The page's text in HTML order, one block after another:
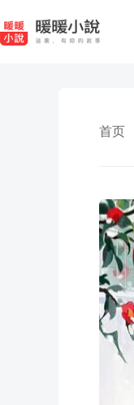
首页